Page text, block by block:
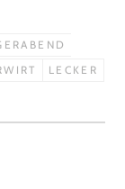
LECKER